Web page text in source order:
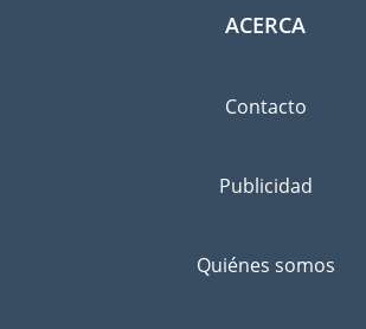
ACERCA
Contacto
Publicidad
Quiénes somos